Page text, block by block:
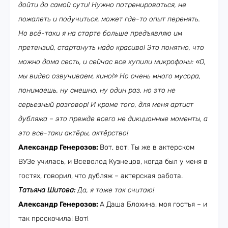
дойти до самой сути! Нужно потренироваться, не
пожалеть и подучиться, может где-то опыт перенять.
Но всё-таки я на старте больше предъявляю им
претензий, стартануть надо красиво! Это понятно, что
можно дома сесть, и сейчас все купили микрофоны: «О,
мы видео озвучиваем, кино!» Но очень много мусора,
понимаешь, ну смешно, ну один раз, но это не
серьезный разговор! И кроме того, для меня артист
дубляжа – это прежде всего не дикционные моменты, а
это все-таки актёры, актёрство!
Александр Генерозов: Вот, вот! Ты же в актерском
ВУЗе училась, и Всеволод Кузнецов, когда был у меня в
гостях, говорил, что дубляж – актерская работа.
Татьяна Шитова:Да, я тоже так считаю!
Александр Генерозов:А Даша Блохина, моя гостья – и
так проскочила! Вот!